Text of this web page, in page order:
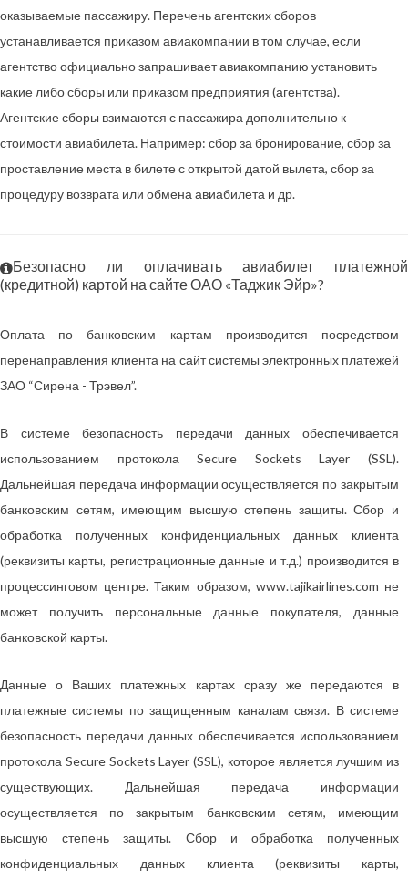
оказываемые пассажиру. Перечень агентских сборов
устанавливается приказом авиакомпании в том случае, если
агентство официально запрашивает авиакомпанию установить
какие либо сборы или приказом предприятия (агентства).
Агентские сборы взимаются с пассажира дополнительно к
стоимости авиабилета. Например: сбор за бронирование, сбор за
проставление места в билете с открытой датой вылета, сбор за
процедуру возврата или обмена авиабилета и др.
Безопасно ли оплачивать авиабилет платежной
(кредитной) картой на сайте ОАО «Таджик Эйр»?
Оплата по банковским картам производится посредством
перенаправления клиента на сайт системы электронных платежей
ЗАО “Сирена - Трэвел”.
В системе безопасность передачи данных обеспечивается
использованием протокола Secure Sockets Layer (SSL).
Дальнейшая передача информации осуществляется по закрытым
банковским сетям, имеющим высшую степень защиты. Сбор и
обработка полученных конфиденциальных данных клиента
(реквизиты карты, регистрационные данные и т.д.) производится в
процессинговом центре. Таким образом, www.tajikairlines.com не
может получить персональные данные покупателя, данные
банковской карты.
Данные о Ваших платежных картах сразу же передаются в
платежные системы по защищенным каналам связи. В системе
безопасность передачи данных обеспечивается использованием
протокола Secure Sockets Layer (SSL), которое является лучшим из
существующих. Дальнейшая передача информации
осуществляется по закрытым банковским сетям, имеющим
высшую степень защиты. Сбор и обработка полученных
конфиденциальных данных клиента (реквизиты карты,